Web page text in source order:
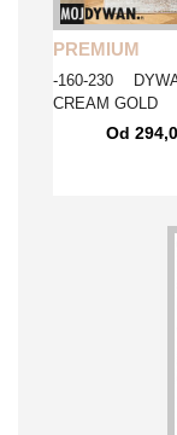
PREMIUM
-160-230
CREAM GOLD
Od